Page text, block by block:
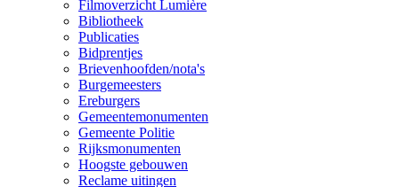
Filmoverzicht Lumière
Bibliotheek
Publicaties
Bidprentjes
Brievenhoofden/nota's
Burgemeesters
Ereburgers
Gemeentemonumenten
Gemeente Politie
Rijksmonumenten
Hoogste gebouwen
Reclame uitingen